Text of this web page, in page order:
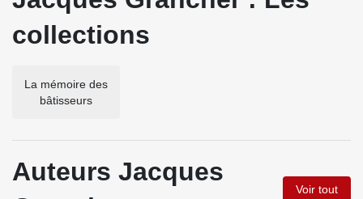
collections
La mémoire des
bâtisseurs
Auteurs Jacques
Voir tout